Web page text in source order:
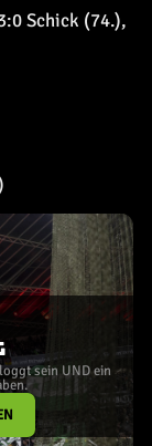
Schick (74.),
sein UND ein